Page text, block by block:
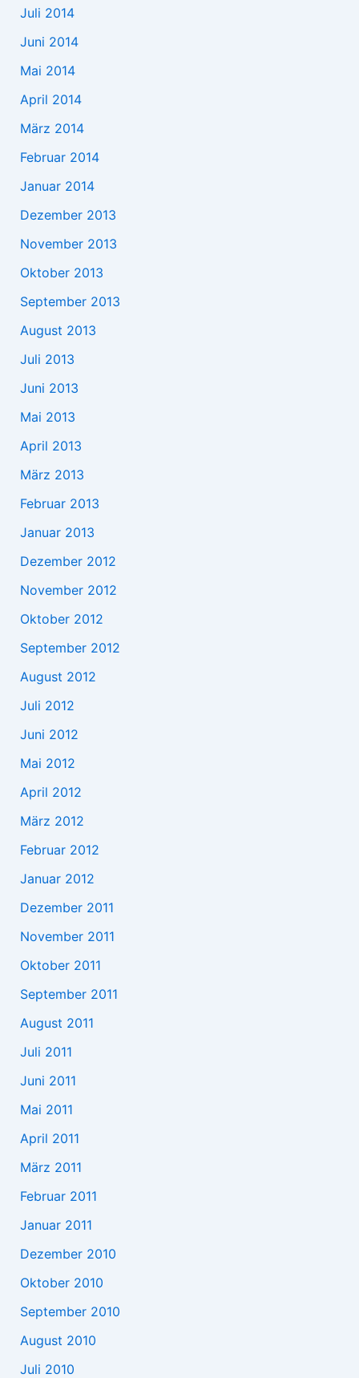
Juli 2014
Juni 2014
Mai 2014
April 2014
März 2014
Februar 2014
Januar 2014
Dezember 2013
November 2013
Oktober 2013
September 2013
August 2013
Juli 2013
Juni 2013
Mai 2013
April 2013
März 2013
Februar 2013
Januar 2013
Dezember 2012
November 2012
Oktober 2012
September 2012
August 2012
Juli 2012
Juni 2012
Mai 2012
April 2012
März 2012
Februar 2012
Januar 2012
Dezember 2011
November 2011
Oktober 2011
September 2011
August 2011
Juli 2011
Juni 2011
Mai 2011
April 2011
März 2011
Februar 2011
Januar 2011
Dezember 2010
Oktober 2010
September 2010
August 2010
Juli 2010